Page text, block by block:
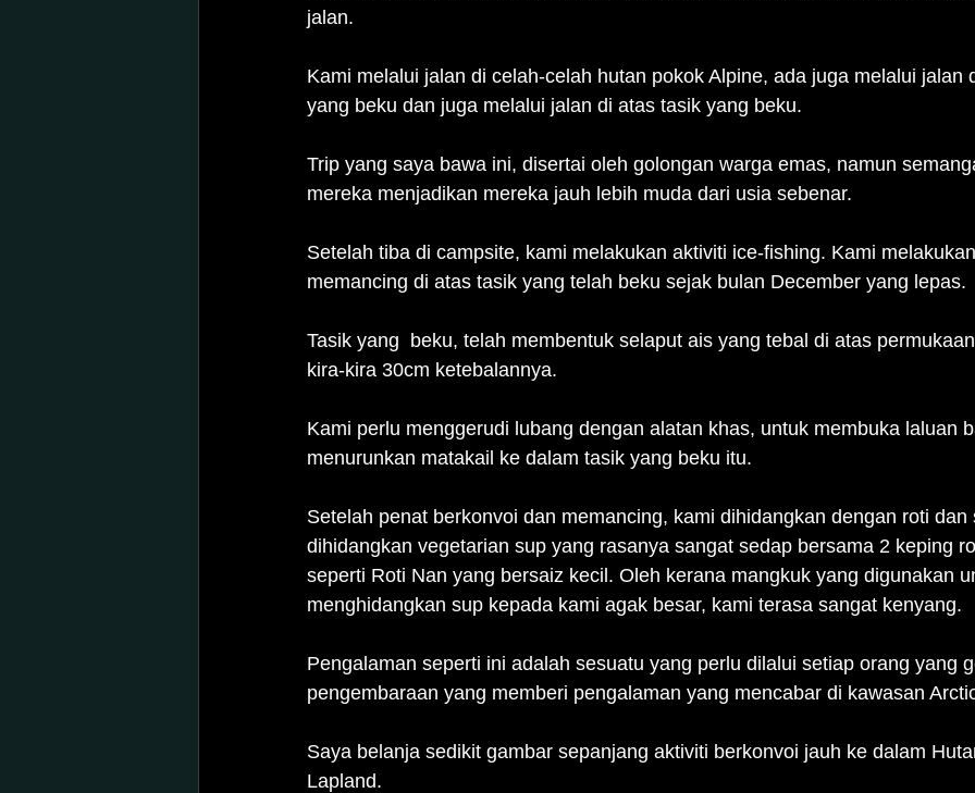
jalan.
Kami melalui jalan di celah-celah hutan pokok Alpine, ada juga melalui jalan
yang beku dan juga melalui jalan di atas tasik yang beku.
Trip yang saya bawa ini, disertai oleh golongan warga emas, namun
mereka menjadikan mereka jauh lebih muda dari usia sebenar.
Setelah tiba di campsite, kami melakukan aktiviti ice-fishing. Kami
memancing di atas tasik yang telah beku sejak bulan December yang lepas.
Tasik yang  beku, telah membentuk selaput ais yang tebal di atas
kira-kira 30cm ketebalannya.
Kami perlu menggerudi lubang dengan alatan khas, untuk membuka laluan
menurunkan matakail ke dalam tasik yang beku itu.
Setelah penat berkonvoi dan memancing, kami dihidangkan dengan roti dan
dihidangkan vegetarian sup yang rasanya sangat sedap bersama 2 keping
seperti Roti Nan yang bersaiz kecil. Oleh kerana mangkuk yang digunakan
menghidangkan sup kepada kami agak besar, kami terasa sangat kenyang.
Pengalaman seperti ini adalah sesuatu yang perlu dilalui setiap orang yang
pengembaraan yang memberi pengalaman yang mencabar di kawasan
Saya belanja sedikit gambar sepanjang aktiviti berkonvoi jauh ke dalam
Lapland.